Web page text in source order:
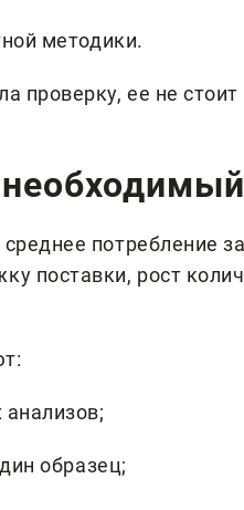
методики.
проверку, ее не
среднее потребление
поставки, рост
образец;